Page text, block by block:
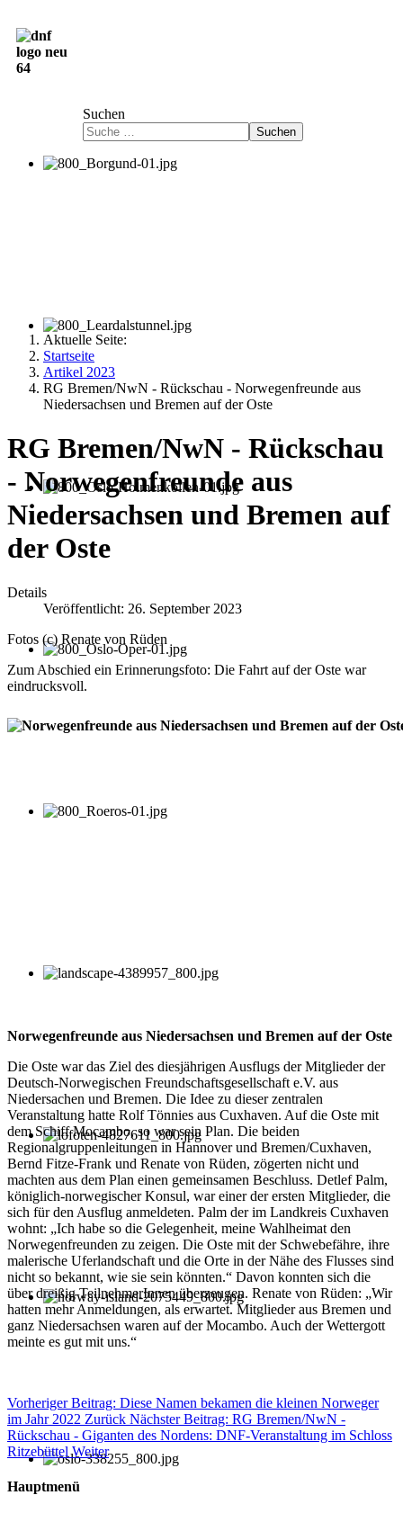
Suchen
Suchen
Aktuelle Seite:
Startseite
Artikel 2023
RG Bremen/NwN - Rückschau - Norwegenfreunde aus
Niedersachsen und Bremen auf der Oste
RG Bremen/NwN - Rückschau
- Norwegenfreunde aus
Niedersachsen und Bremen auf
der Oste
Details
Veröffentlicht: 26. September 2023
Fotos (c) Renate von Rüden
Zum Abschied ein Erinnerungsfoto: Die Fahrt auf der Oste war
eindrucksvoll.
Norwegenfreunde aus Niedersachsen und Bremen auf der Oste
Die Oste war das Ziel des diesjährigen Ausflugs der Mitglieder der
Deutsch-Norwegischen Freundschaftsgesellschaft e.V. aus
Niedersachen und Bremen. Die Idee zu dieser zentralen
Veranstaltung hatte Rolf Tönnies aus Cuxhaven. Auf die Oste mit
dem Schiff Mocambo, so war sein Plan. Die beiden
Regionalgruppenleitungen in Hannover und Bremen/Cuxhaven,
Bernd Fitze-Frank und Renate von Rüden, zögerten nicht und
machten aus dem Plan einen gemeinsamen Beschluss. Detlef Palm,
königlich-norwegischer Konsul, war einer der ersten Mitglieder, die
sich für den Ausflug anmeldeten. Palm der im Landkreis Cuxhaven
wohnt: „Ich habe so die Gelegenheit, meine Wahlheimat den
Norwegenfreunden zu zeigen. Die Oste mit der Schwebefähre, ihre
malerische Uferlandschaft und die Orte in der Nähe des Flusses sind
nicht so bekannt, wie sie sein könnten.“ Davon konnten sich die
über dreißig TeilnehmerInnen überzeugen. Renate von Rüden: „Wir
hatten mehr Anmeldungen, als erwartet. Mitglieder aus Bremen und
ganz Niedersachsen waren auf der Mocambo. Auch der Wettergott
meinte es gut mit uns.“
Vorheriger Beitrag: Diese Namen bekamen die kleinen Norweger
im Jahr 2022 Zurück Nächster Beitrag: RG Bremen/NwN -
Rückschau - Giganten des Nordens: DNF-Veranstaltung im Schloss
RitzebüttelWeiter
Hauptmenü